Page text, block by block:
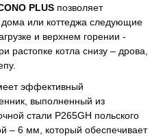
PLUS позволяет
дома или коттеджа следующие
и верхнем горении -
растопке котла снизу – дрова,
эффективный
выполненный из
стали P265GH польского
– 6 мм, который обеспечивает